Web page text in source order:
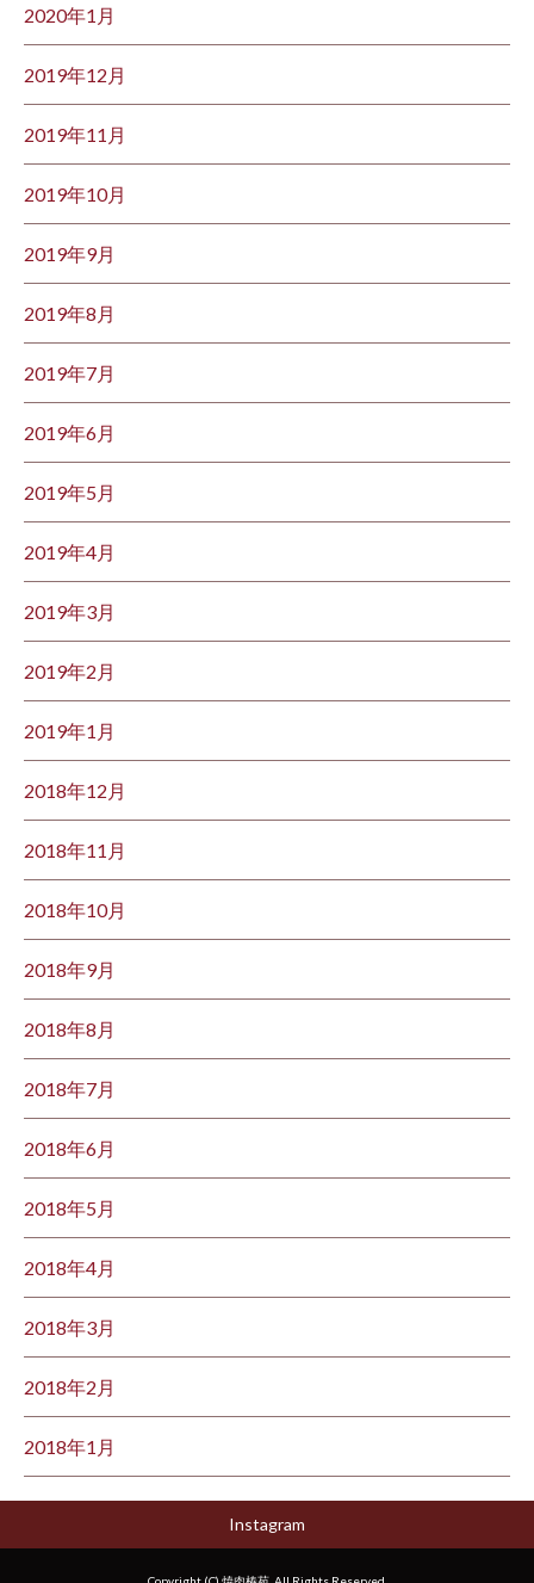
2020年1月
2019年12月
2019年11月
2019年10月
2019年9月
2019年8月
2019年7月
2019年6月
2019年5月
2019年4月
2019年3月
2019年2月
2019年1月
2018年12月
2018年11月
2018年10月
2018年9月
2018年8月
2018年7月
2018年6月
2018年5月
2018年4月
2018年3月
2018年2月
2018年1月
Instagram